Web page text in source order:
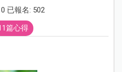
已報名: 502
篇心得